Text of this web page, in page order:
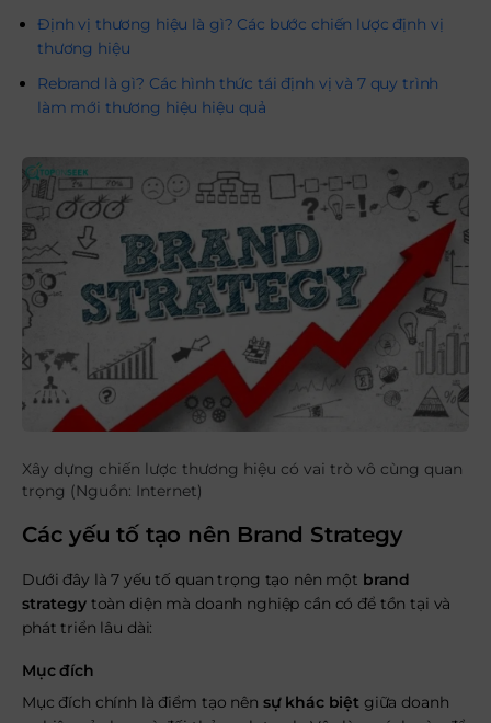
Định vị thương hiệu là gì? Các bước chiến lược định vị
thương hiệu
Rebrand là gì? Các hình thức tái định vị và 7 quy trình
làm mới thương hiệu hiệu quả
Xây dựng chiến lược thương hiệu có vai trò vô cùng quan
trọng (Nguồn: Internet)
Các yếu tố tạo nên Brand Strategy
Dưới đây là 7 yếu tố quan trọng tạo nên một brand
strategytoàn diện mà doanh nghiệp cần có để tồn tại và
phát triển lâu dài:
Mục đích
Mục đích chính là điểm tạo nên sự khác biệt giữa doanh